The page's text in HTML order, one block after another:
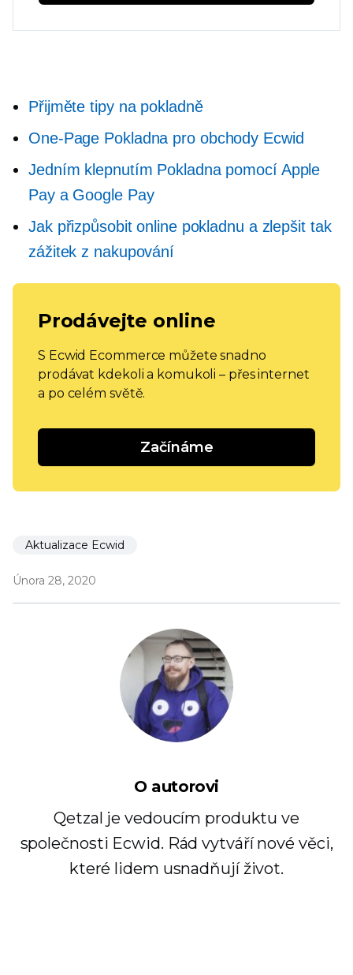
Přijměte tipy na pokladně
One-Page Pokladna pro obchody Ecwid
Jedním klepnutím Pokladna pomocí Apple
Pay a Google Pay
Jak přizpůsobit online pokladnu a zlepšit tak
zážitek z nakupování
Prodávejte online
S Ecwid Ecommerce můžete snadno
prodávat kdekoli a komukoli – přes internet
a po celém světě.
Začínáme
Aktualizace Ecwid
Února 28, 2020
O autorovi
Qetzal je vedoucím produktu ve
společnosti Ecwid. Rád vytváří nové věci,
které lidem usnadňují život.